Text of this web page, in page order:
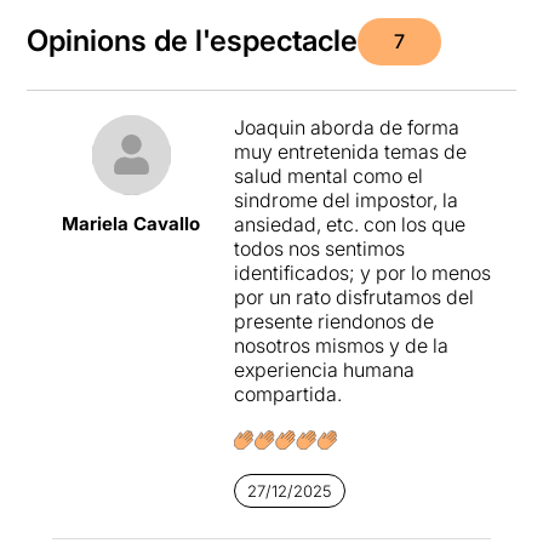
Opinions de l'espectacle 7
Mariela Cavallo
Joaquin aborda de forma
muy entretenida temas de
salud mental como el
sindrome del impostor, la
ansiedad, etc. con los que
todos nos sentimos
identificados; y por lo menos
por un rato disfrutamos del
presente riendonos de
nosotros mismos y de la
experiencia humana
compartida.
27/12/2025